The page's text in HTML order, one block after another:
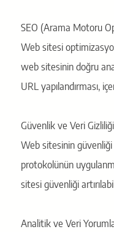
SEO (Arama Motoru
Web sitesi
web sitesinin doğru
URL yapılandırması,
Güvenlik ve Veri Gizliliği
Web sitesinin güvenliği
protokolünün
sitesi güvenliği
Analitik ve Veri